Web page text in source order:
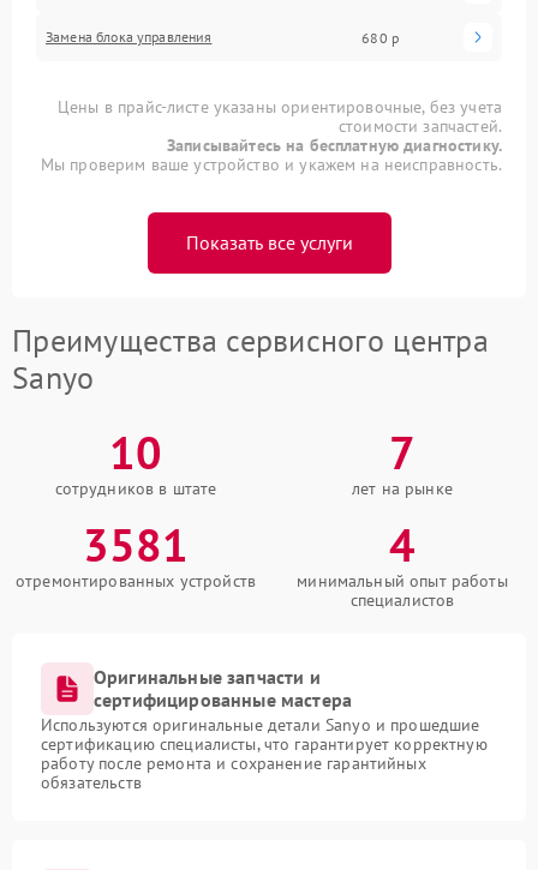
Замена блока управления 680 р
Цены в прайс-листе указаны ориентировочные, без учета
стоимости запчастей.
Записывайтесь на бесплатную диагностику.
Мы проверим ваше устройство и укажем на неисправность.
Показать все услуги
Преимущества сервисного центра
Sanyo
10
сотрудников в штате
7
лет на рынке
3581
отремонтированных устройств
4
минимальный опыт работы
специалистов
Оригинальные запчасти и
сертифицированные мастера
Используются оригинальные детали Sanyo и прошедшие
сертификацию специалисты, что гарантирует корректную
работу после ремонта и сохранение гарантийных
обязательств